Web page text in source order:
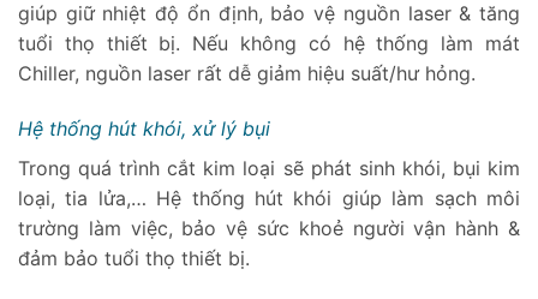
giúp giữ nhiệt độ ổn định, bảo vệ nguồn laser & tăng
tuổi thọ thiết bị. Nếu không có hệ thống làm mát
Chiller, nguồn laser rất dễ giảm hiệu suất/hư hỏng.
Hệ thống hút khói, xử lý bụi
Trong quá trình cắt kim loại sẽ phát sinh khói, bụi kim
loại, tia lửa,… Hệ thống hút khói giúp làm sạch môi
trường làm việc, bảo vệ sức khoẻ người vận hành &
đảm bảo tuổi thọ thiết bị.